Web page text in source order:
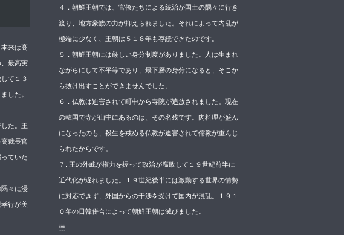
来は高
最高実
て１３
した。
た。王
裁長官
ていた
々に浸
行が美
４．朝鮮王朝では、官僚たちによる統治が国土の隅々に行き
渡り、地方豪族の力が抑えられました。それによって内乱が
極端に少なく、王朝は５１８年も存続できたのです。
５．朝鮮王朝には厳しい身分制度がありました。人は生まれ
ながらにして不平等であり、最下層の身分になると、そこか
ら抜け出すことができませんでした。
６．仏教は迫害されて町中から寺院が追放されました。現在
の韓国で寺が山中にあるのは、その名残です。肉料理が盛ん
になったのも、殺生を戒める仏教が迫害されて儒教が重んじ
られたからです。
７. 王の外戚が権力を握って政治が腐敗して１９世紀前半に
近代化が遅れました。１９世紀後半には激動する世界の情勢
に対応できず、外国からの干渉を受けて国内が混乱。１９１
０年の日韓併合によって朝鮮王朝は滅びました。
